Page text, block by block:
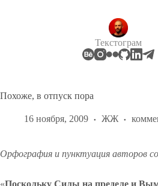
Текстограм
Похоже, в отпуск пора
16 ноября, 2009 ЖЖ
Орфография и пунктуация авторов
«Поскольку Силы на пределе и